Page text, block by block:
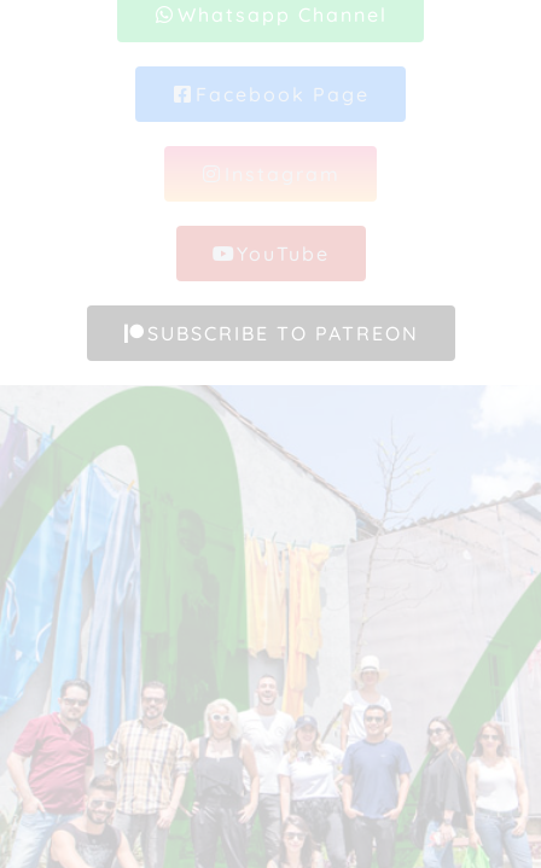
Whatsapp Channel
Facebook Page
YouTube
SUBSCRIBE TO PATREON